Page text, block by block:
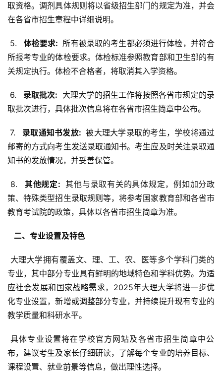
取资格。调剂具体规则将以省级招生部门的规定为准，并会
在各省市招生章程中详细说明。
5.
  体检要求:
所有被录取的考生都必须进行体检，并符合
所报考专业的体检要求。体检标准参照教育部和卫生部的有
关规定执行。体检不合格者，将取消其入学资格。
6.
  录取批次:
大理大学的招生工作将按照各省市规定的录
取批次进行，具体批次信息将在各省市招生简章中公布。
7.
  录取通知书发放:
被大理大学录取的考生，学校将通过
邮寄的方式向考生发送录取通知书。考生应及时关注录取通
知书的发放情况，并妥善保管。
8.
  其他规定:
其他与录取有关的具体规定，例如加分政
策、特殊类型招生录取规则等，将参考国家教育部和各省市
教育考试院的政策，具体以各省市招生简章为准。
  二、专业设置及特色
专业，其中部分专业具有鲜明的地域特色和学科优势。为适
应社会发展和国家战略需求，2025年大理大学将进一步优
化专业设置，新增或调整部分专业，并持续提升现有专业的
教学质量和科研水平。
具体专业设置将在学校官方网站及各省市招生简章中公
布，建议考生及家长仔细研读，了解每个专业的培养目标、
课程设置、就业前景等信息，做出理性选择。